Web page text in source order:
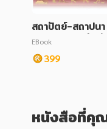
สถาปัตย์-สถาปนา
(เมือง)ดีไซน์พื้นที่แ
มนัยสถาปัตยกรรม
EBook
399
หนังสือที่คุ